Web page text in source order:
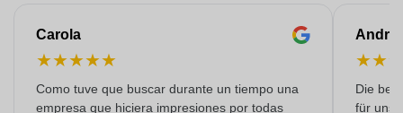
Carola
★★★★★
Como tuve que buscar durante un tiempo una
empresa que hiciera impresiones por todas
★★
Die
für